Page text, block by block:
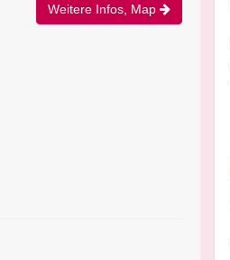
Weitere Infos, Map